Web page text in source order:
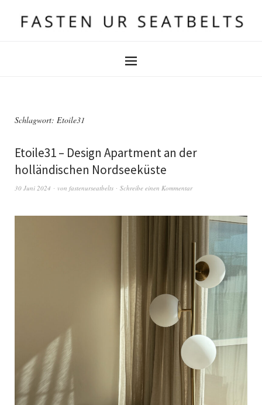
Schlagwort: Etoile31
Etoile31 – Design Apartment an der
holländischen Nordseeküste
30 Juni 2024 von fastenurseatbelts Schreibe einen Kommentar